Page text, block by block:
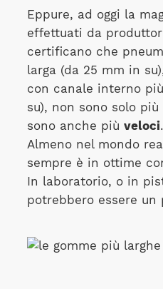
Eppure, ad oggi la
effettuati da
certificano che
larga (da 25 mm in
con canale interno
su), non sono solo
sono anche più veloci.
Almeno nel mondo
sempre è in ottime
In laboratorio, o in
potrebbero essere un